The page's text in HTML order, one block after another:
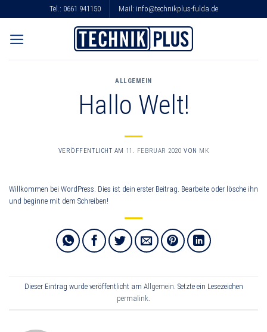
to
content
Tel.: 0661 941150 Mail: info@technikplus-fulda.de
ALLGEMEIN
Hallo Welt!
VERÖFFENTLICHT AM 11. FEBRUAR 2020 VON MK
Willkommen bei WordPress. Dies ist dein erster Beitrag. Bearbeite oder lösche ihn
und beginne mit dem Schreiben!
Dieser Eintrag wurde veröffentlicht am Allgemein. Setzte ein Lesezeichen
permalink.